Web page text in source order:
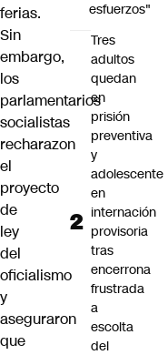
ferias.
Sin
embargo,
los
parlamentarios
socialistas
recharazon
el
proyecto
de
ley
del
oficialismo
y
aseguraron
que
esfuerzos"
Tres
adultos
quedan
en
prisión
preventiva
y
adolescente
en
internación
provisoria
tras
encerrona
frustrada
a
escolta
del